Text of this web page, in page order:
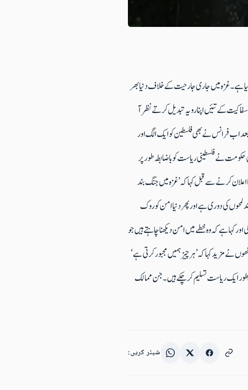
کر لیا ہے ۔غزہ میں جاری جارحیت کے خلاف دنیا بھر
سفاکیت کے تئیں اپنا رویہ تبدیل کرتے نظر آ
بعد اب فرانس نے بھی فلسطین کو ایک الگ اور
نے فلسطینی ریاست کو باضابطہ طور پر
کرنے سے قبل کہا کہ ’غزہ میں جنگ بند
ان کا کہنا تھا کہ ’چند لمحوں کی دوری ہے اور پھر دنیا امن کو روک
کہا ہے کہ وہ خطے میں امن دیکھنا چاہتے ہیں جو
نے مزید کہا کہ ’ہر چیز ہمیں مجبور کرتی ہے‘
کے 193 رُکن ممالک میں سے 75 فیصد فلسطین کو پہلے ہی بطور ایک ریاست تسلیم کر چکے ہیں۔ جن ممالک
شیئر کریں: